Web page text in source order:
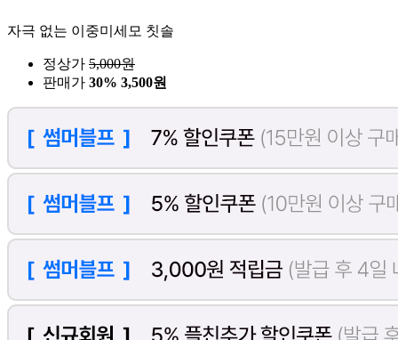
자극 없는 이중미세모 칫솔
정상가 5,000원
판매가 30% 3,500원